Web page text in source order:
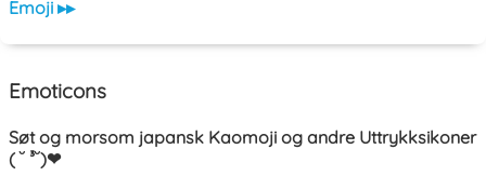
Emoji ▸▸
Emoticons
Søt og morsom japansk Kaomoji og andre Uttrykksikoner
( ˘ ³˘)❤